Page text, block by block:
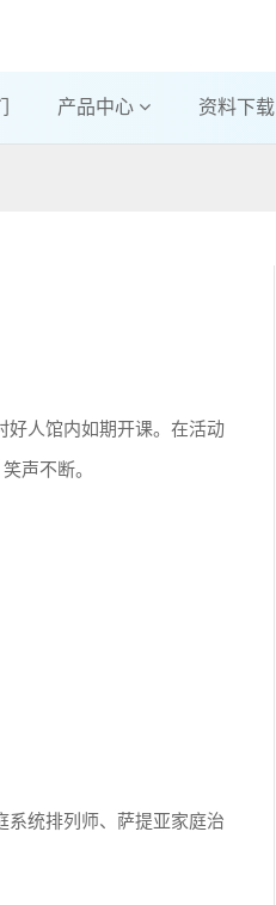
产品中心 资料下载
人馆内如期开课。在活动
笑声不断。
统排列师、萨提亚家庭治